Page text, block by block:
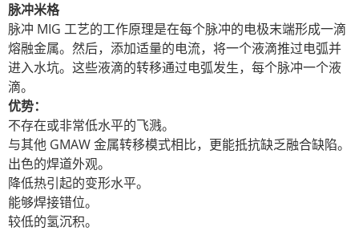
脉冲米格
脉冲 MIG 工艺的工作原理是在每个脉冲的电极末端形成一滴
熔融金属。然后，添加适量的电流，将一个液滴推过电弧并
进入水坑。这些液滴的转移通过电弧发生，每个脉冲一个液
滴。
优势：
不存在或非常低水平的飞溅。
与其他 GMAW 金属转移模式相比，更能抵抗缺乏融合缺陷。
出色的焊道外观。
降低热引起的变形水平。
能够焊接错位。
较低的氢沉积。